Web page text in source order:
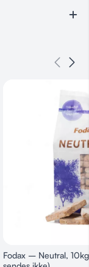
Fodax – Neutral,